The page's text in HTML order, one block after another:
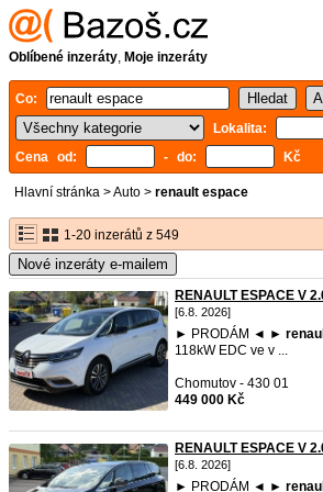
Oblíbené inzeráty, Moje inzeráty
Co:
Lokalita:
Cena od:
- do: Kč
Hlavní stránka >Auto > renault espace
1-20 inzerátů z 549
Nové inzeráty e-mailem
RENAULT ESPACE V
[6.8. 2026]
► PRODÁM ◄ ►
118kW EDC ve v ...
Chomutov - 430 01
449 000 Kč
RENAULT ESPACE V
[6.8. 2026]
► PRODÁM ◄ ►